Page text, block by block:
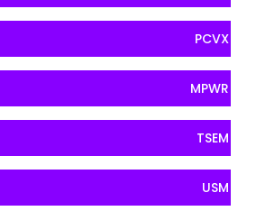
PCVX
MPWR
TSEM
USM